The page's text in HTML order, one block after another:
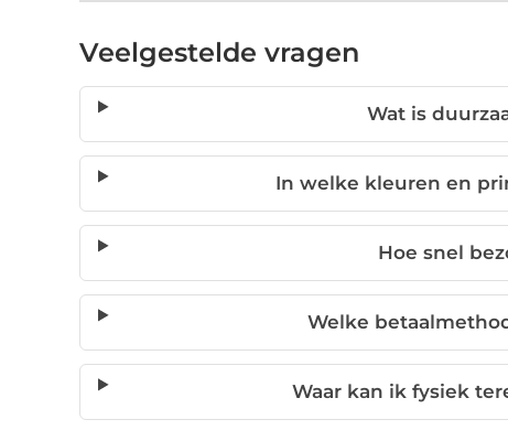
Veelgestelde vragen
Wat is
In welke kleuren en
Hoe snel
Welke
Waar kan ik fysiek